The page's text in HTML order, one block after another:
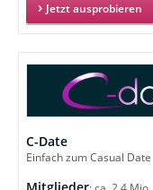
Jetzt ausprobieren
C-Date
Einfach zum Casual Date